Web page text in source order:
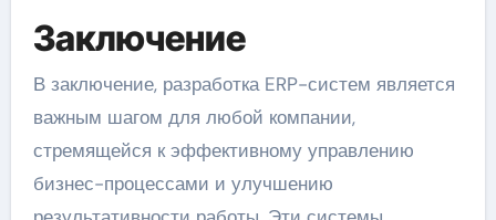
Заключение
В заключение, разработка ERP-систем является
важным шагом для любой компании,
стремящейся к эффективному управлению
бизнес-процессами и улучшению